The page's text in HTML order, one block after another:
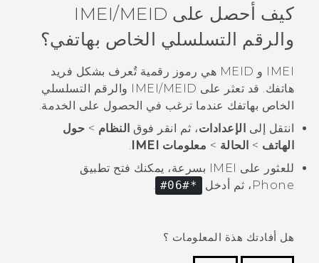
VIVERSE
البرامج + التطبيقات
الدعم
أجهزة HTC والملحقات
كيف أحصل على IMEI/MEID
والرقم التسلسلي الخاص بهاتفي؟
IMEI و MEID هي رموز رقمية تٌعرف بشكل فريد
هاتفك. قد تعثر على IMEI‍/‍MEID والرقم التسلسلي
الخاص بهاتفك عندما ترغب في الحصول على الخدمة.
انتقل إلى
الإعدادات، ثم انقر فوق النظام > حول
الهاتف > الحالة > معلومات IMEI
.
للعثور على IMEI بسرعة، يمكنك فتح تطبيق
Phone ، ثم أدخل *#06#
.
هل أفادتك هذة المعلومات ؟